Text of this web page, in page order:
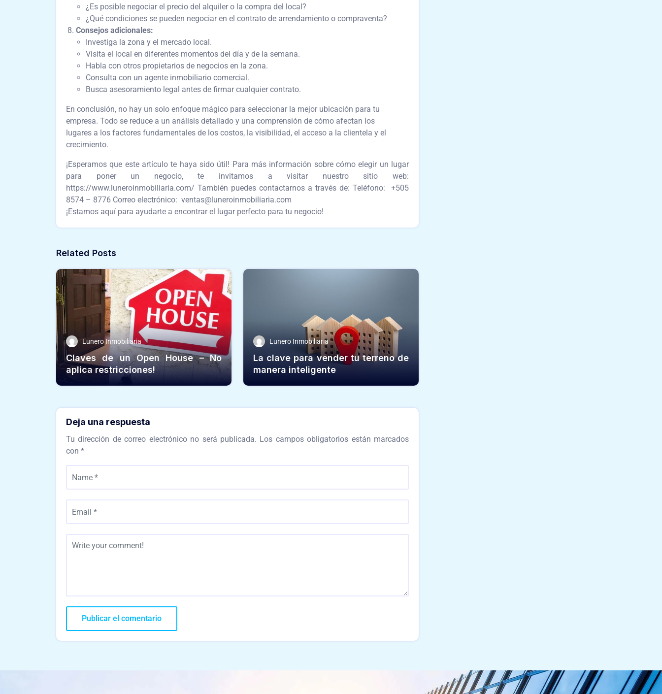
¿Es posible negociar el precio del alquiler o la compra del local?
¿Qué condiciones se pueden negociar en el contrato de arrendamiento o compraventa?
Consejos adicionales:
Investiga la zona y el mercado local.
Visita el local en diferentes momentos del día y de la semana.
Habla con otros propietarios de negocios en la zona.
Consulta con un agente inmobiliario comercial.
Busca asesoramiento legal antes de firmar cualquier contrato.
En conclusión, no hay un solo enfoque mágico para seleccionar la mejor ubicación para tu
empresa. Todo se reduce a un análisis detallado y una comprensión de cómo afectan los
lugares a los factores fundamentales de los costos, la visibilidad, el acceso a la clientela y el
crecimiento.
¡Esperamos que este artículo te haya sido útil! Para más información sobre cómo elegir un lugar
para poner un negocio, te invitamos a visitar nuestro sitio web:
https://www.luneroinmobiliaria.com/ También puedes contactarnos a través de: Teléfono: +505
8574 – 8776 Correo electrónico: ventas@luneroinmobiliaria.com
¡Estamos aquí para ayudarte a encontrar el lugar perfecto para tu negocio!
Related Posts
Lunero Inmobiliaria
Claves de un Open House – No
aplica restricciones!
Lunero Inmobiliaria
La clave para vender tu terreno de
manera inteligente
Deja una respuesta
Tu dirección de correo electrónico no será publicada. Los campos obligatorios están marcados
con *